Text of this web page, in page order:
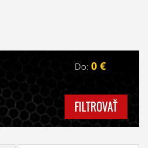
Do: 0 €
FILTROVAŤ